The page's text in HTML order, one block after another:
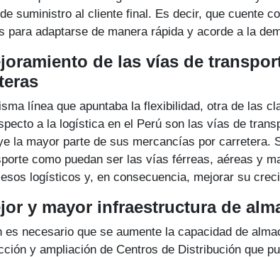
suministro al cliente final. Es decir, que cuente
para adaptarse de manera rápida y acorde a la
de las vías de
línea que apuntaba la flexibilidad, otra de las
a la logística en el Perú son las vías de
la mayor parte de sus mercancías por carretera.
como puedan ser las vías férreas, aéreas y
logísticos y, en consecuencia, mejorar su
y mayor infraestructura de
es necesario que se aumente la capacidad de
y ampliación de Centros de Distribución que